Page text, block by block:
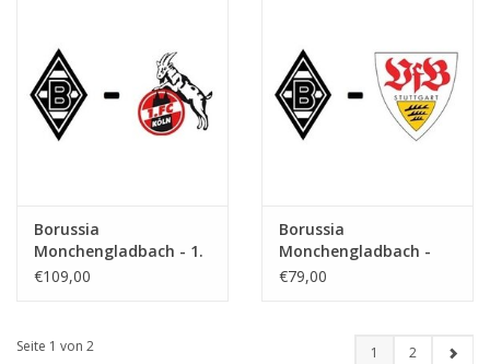
Borussia
Monchengladbach - 1.
FC Koln
€109,00
Borussia
Monchengladbach -
VFB Stuttgart
€79,00
Seite 1 von 2 1 2